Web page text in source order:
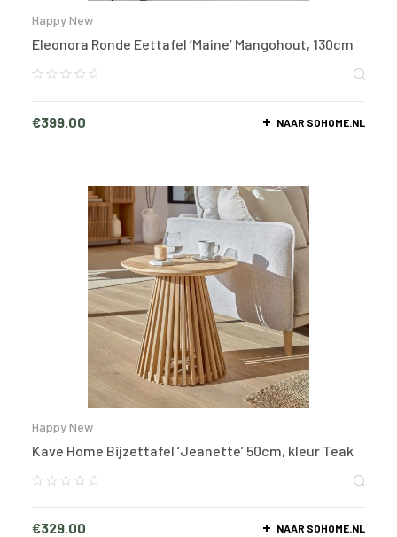
Happy New
Eleonora Ronde Eettafel ‘Maine’ Mangohout, 130cm
€399.00 NAAR SOHOME.NL
Happy New
Kave Home Bijzettafel ‘Jeanette’ 50cm, kleur Teak
€329.00 NAAR SOHOME.NL